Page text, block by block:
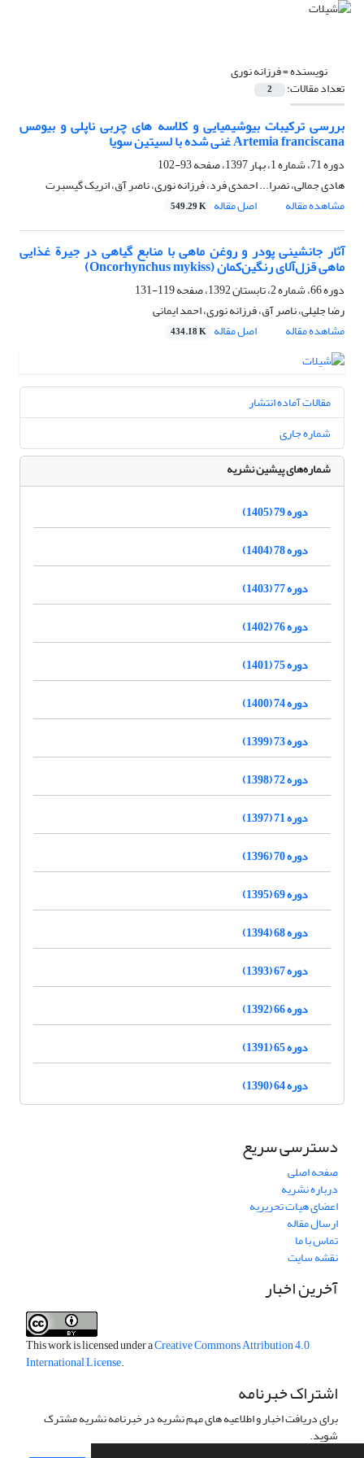
نویسنده =فرزانه نوری
تعداد مقالات: 2
بررسی ترکیبات بیوشیمیایی و کلاسه های چربی ناپلی و بیومس
Artemia franciscana غنی شده با لسیتین سویا
دوره 71، شماره 1، بهار 1397، صفحه
93-102
هادی جمالی، نصرا... احمدی فرد، فرزانه نوری، ناصر آق، انریک گیسبرت
مشاهده مقاله
اصل مقاله 549.29 K
آثار جانشینی پودر و روغن ماهی با منابع گیاهی در جیرة غذایی
ماهی قزل‌آلای رنگین‌کمان (Oncorhynchus mykiss)
دوره 66، شماره 2، تابستان 1392، صفحه
119-131
رضا جلیلی، ناصر آق، فرزانه نوری، احمد ایمانی
مشاهده مقاله
اصل مقاله 434.18 K
مقالات آماده انتشار
شماره جاری
شماره‌های پیشین نشریه
دوره 79 (1405)
دوره 78 (1404)
دوره 77 (1403)
دوره 76 (1402)
دوره 75 (1401)
دوره 74 (1400)
دوره 73 (1399)
دوره 72 (1398)
دوره 71 (1397)
دوره 70 (1396)
دوره 69 (1395)
دوره 68 (1394)
دوره 67 (1393)
دوره 66 (1392)
دوره 65 (1391)
دوره 64 (1390)
دسترسی سریع
صفحه اصلی
درباره نشریه
اعضای هیات تحریریه
ارسال مقاله
تماس با ما
نقشه سایت
آخرین اخبار
This work is licensed under aCreative Commons Attribution 4.0
International License.
اشتراک خبرنامه
برای دریافت اخبار و اطلاعیه های مهم نشریه در خبرنامه نشریه مشترک
شوید.